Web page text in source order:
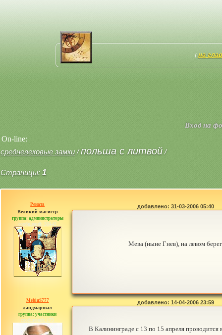
[ на
Вход на
On-line:
средневековые замки/польша с литвой/
Страницы: 1
Рената
Великий магистр
группа: администраторы
сообщений: 30442
добавлено: 31-03-2006 05:40
Мева (ныне Гнев), на левом
MebiuS777
ландмаршал
группа: участники
сообщений: 179
добавлено: 14-04-2006 23:59
В Калининграде с 13 по 15 апреля